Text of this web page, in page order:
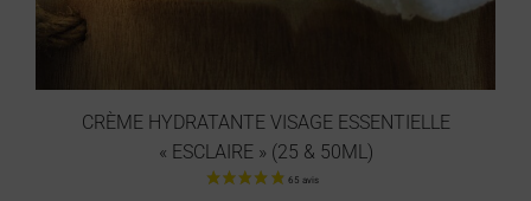
CRÈME HYDRATANTE VISAGE ESSENTIELLE
« ESCLAIRE » (25 & 50ML)